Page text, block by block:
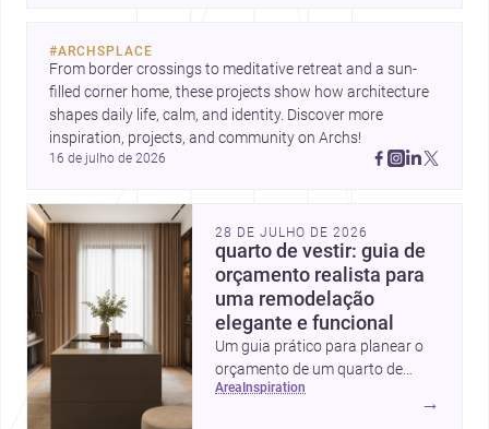
#ARCHSPLACE
From border crossings to meditative retreat and a sun-
filled corner home, these projects show how architecture
shapes daily life, calm, and identity. Discover more
inspiration, projects, and community on Archs!
16 de julho de 2026
28 DE JULHO DE 2026
quarto de vestir: guia de
orçamento realista para
uma remodelação
elegante e funcional
Um guia prático para planear o
orçamento de um quarto de
vestir em Portugal, com
area inspiration
→